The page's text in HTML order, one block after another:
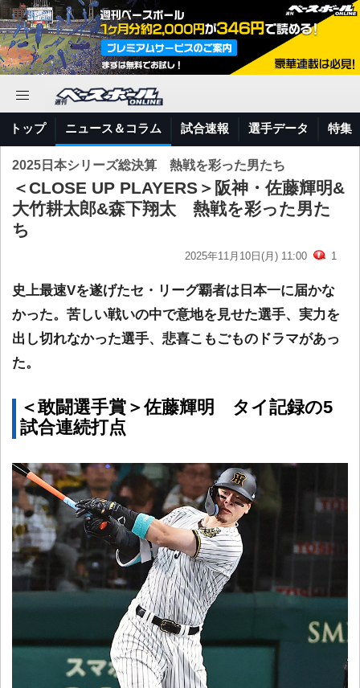
トップ ニュース＆コラム 試合速報 選手データ 特集
2025日本シリーズ総決算 熱戦を彩った男たち
＜CLOSE UP PLAYERS＞阪神・佐藤輝明&
大竹耕太郎&森下翔太 熱戦を彩った男た
ち
2025年11月10日(月) 11:00 1
史上最速Vを遂げたセ・リーグ覇者は日本一に届かな
かった。苦しい戦いの中で意地を見せた選手、実力を
出し切れなかった選手、悲喜こもごものドラマがあっ
た。
＜敢闘選手賞＞佐藤輝明 タイ記録の5
試合連続打点